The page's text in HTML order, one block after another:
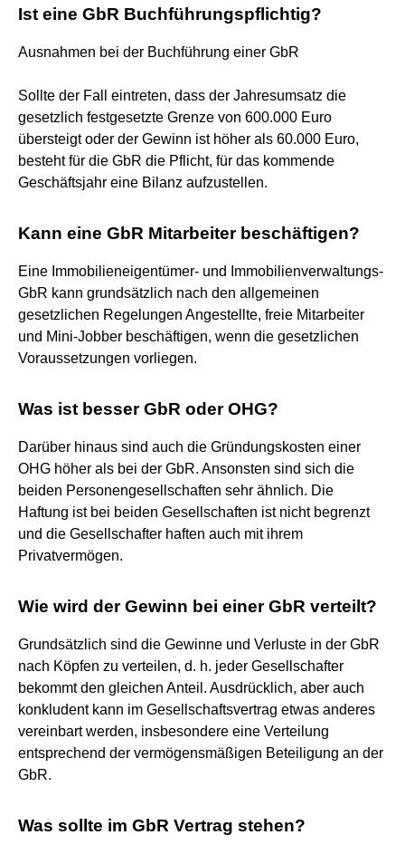
Ist eine GbR Buchführungspflichtig?
Ausnahmen bei der Buchführung einer GbR
Sollte der Fall eintreten, dass der Jahresumsatz die
gesetzlich festgesetzte Grenze von 600.000 Euro
übersteigt oder der Gewinn ist höher als 60.000 Euro,
besteht für die GbR die Pflicht, für das kommende
Geschäftsjahr eine Bilanz aufzustellen.
Kann eine GbR Mitarbeiter beschäftigen?
Eine Immobilieneigentümer- und Immobilienverwaltungs-
GbR kann grundsätzlich nach den allgemeinen
gesetzlichen Regelungen Angestellte, freie Mitarbeiter
und Mini-Jobber beschäftigen, wenn die gesetzlichen
Voraussetzungen vorliegen.
Was ist besser GbR oder OHG?
Darüber hinaus sind auch die Gründungskosten einer
OHG höher als bei der GbR. Ansonsten sind sich die
beiden Personengesellschaften sehr ähnlich. Die
Haftung ist bei beiden Gesellschaften ist nicht begrenzt
und die Gesellschafter haften auch mit ihrem
Privatvermögen.
Wie wird der Gewinn bei einer GbR verteilt?
Grundsätzlich sind die Gewinne und Verluste in der GbR
nach Köpfen zu verteilen, d. h. jeder Gesellschafter
bekommt den gleichen Anteil. Ausdrücklich, aber auch
konkludent kann im Gesellschaftsvertrag etwas anderes
vereinbart werden, insbesondere eine Verteilung
entsprechend der vermögensmäßigen Beteiligung an der
GbR.
Was sollte im GbR Vertrag stehen?